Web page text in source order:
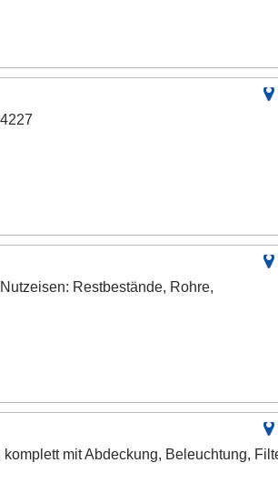
Restbestände, Rohre,
mit Abdeckung, Beleuchtung,